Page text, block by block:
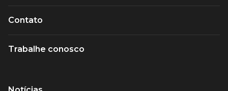
Contato
Trabalhe conosco